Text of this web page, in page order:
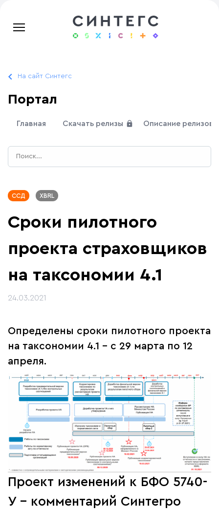
На сайт Синтегс
Портал
Главная Скачать релизы Описание релизов
ССД XBRL
Сроки пилотного
проекта страховщиков
на таксономии 4.1
24.03.2021
Определены сроки пилотного проекта
на таксономии 4.1 - с 29 марта по 12
апреля.
Проект изменений к БФО 5740-
У - комментарий Синтегро